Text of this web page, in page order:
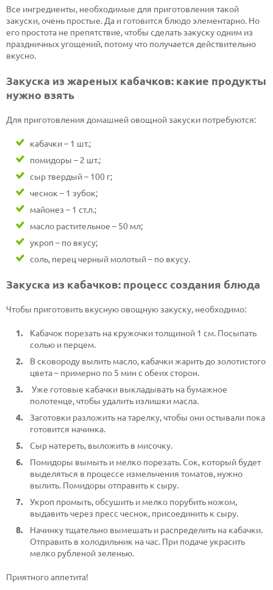
Все ингредиенты, необходимые для приготовления такой
закуски, очень простые. Да и готовится блюдо элементарно. Но
его простота не препятствие, чтобы сделать закуску одним из
праздничных угощений, потому что получается действительно
вкусно.
Закуска из жареных кабачков: какие продукты
нужно взять
Для приготовления домашней овощной закуски потребуются:
кабачки – 1 шт.;
помидоры – 2 шт.;
сыр твердый – 100 г;
чеснок – 1 зубок;
майонез – 1 ст.л.;
масло растительное – 50 мл;
укроп – по вкусу;
соль, перец черный молотый – по вкусу.
Закуска из кабачков: процесс создания блюда
Чтобы приготовить вкусную овощную закуску, необходимо:
Кабачок порезать на кружочки толщиной 1 см. Посыпать
солью и перцем.
В сковороду вылить масло, кабачки жарить до золотистого
цвета – примерно по 5 мин с обеих сторон.
Уже готовые кабачки выкладывать на бумажное
полотенце, чтобы удалить излишки масла.
Заготовки разложить на тарелку, чтобы они остывали пока
готовится начинка.
Сыр натереть, выложить в мисочку.
Помидоры вымыть и мелко порезать. Сок, который будет
выделяться в процессе измельчения томатов, нужно
вылить. Помидоры отправить к сыру.
Укроп промыть, обсушить и мелко порубить ножом,
выдавить через пресс чеснок, присоединить к сыру.
Начинку тщательно вымешать и распределить на кабачки.
Отправить в холодильник на час. При подаче украсить
мелко рубленой зеленью.
Приятного аппетита!